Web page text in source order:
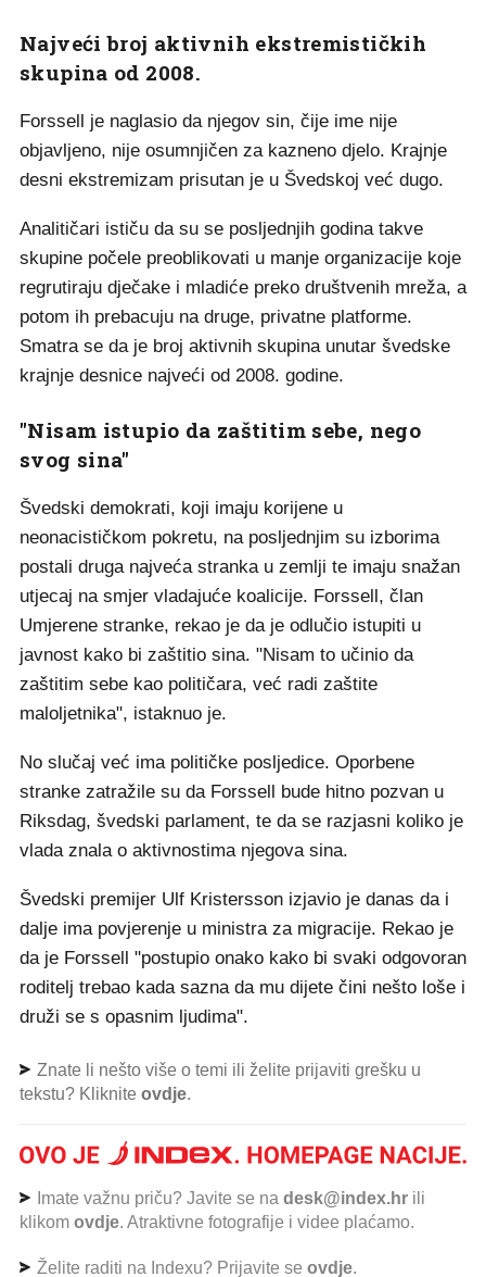
Najveći broj aktivnih ekstremističkih
skupina od 2008.
Forssell je naglasio da njegov sin, čije ime nije
objavljeno, nije osumnjičen za kazneno djelo. Krajnje
desni ekstremizam prisutan je u Švedskoj već dugo.
Analitičari ističu da su se posljednjih godina takve
skupine počele preoblikovati u manje organizacije koje
regrutiraju dječake i mladiće preko društvenih mreža, a
potom ih prebacuju na druge, privatne platforme.
Smatra se da je broj aktivnih skupina unutar švedske
krajnje desnice najveći od 2008. godine.
"Nisam istupio da zaštitim sebe, nego
svog sina"
Švedski demokrati, koji imaju korijene u
neonacističkom pokretu, na posljednjim su izborima
postali druga najveća stranka u zemlji te imaju snažan
utjecaj na smjer vladajuće koalicije. Forssell, član
Umjerene stranke, rekao je da je odlučio istupiti u
javnost kako bi zaštitio sina. "Nisam to učinio da
zaštitim sebe kao političara, već radi zaštite
maloljetnika", istaknuo je.
No slučaj već ima političke posljedice. Oporbene
stranke zatražile su da Forssell bude hitno pozvan u
Riksdag, švedski parlament, te da se razjasni koliko je
vlada znala o aktivnostima njegova sina.
Švedski premijer Ulf Kristersson izjavio je danas da i
dalje ima povjerenje u ministra za migracije. Rekao je
da je Forssell "postupio onako kako bi svaki odgovoran
roditelj trebao kada sazna da mu dijete čini nešto loše i
druži se s opasnim ljudima".
Znate li nešto više o temi ili želite prijaviti grešku u
tekstu? Kliknite ovdje.
Imate važnu priču? Javite se na desk@index.hr ili
klikom ovdje. Atraktivne fotografije i videe plaćamo.
Želite raditi na Indexu? Prijavite se ovdje.